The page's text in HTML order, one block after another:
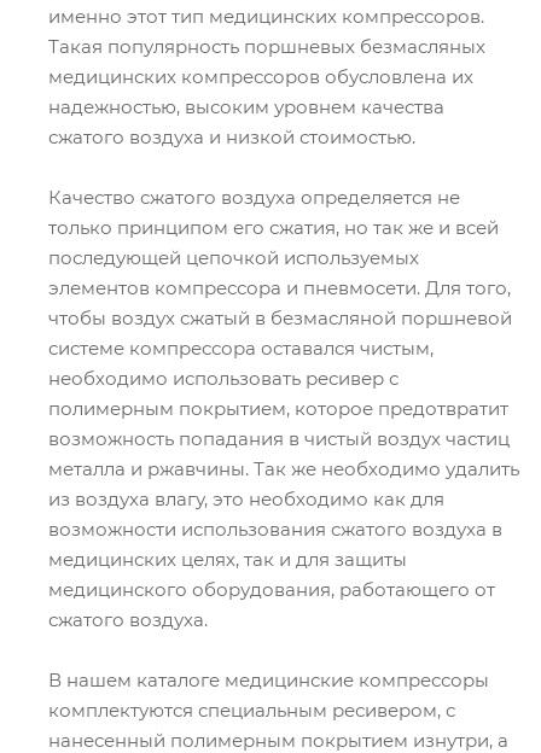
именно этот тип медицинских компрессоров.
Такая популярность поршневых безмасляных
медицинских компрессоров обусловлена их
надежностью, высоким уровнем качества
сжатого воздуха и низкой стоимостью.
Качество сжатого воздуха определяется не
только принципом его сжатия, но так же и всей
последующей цепочкой используемых
элементов компрессора и пневмосети. Для того,
чтобы воздух сжатый в безмасляной поршневой
системе компрессора оставался чистым,
необходимо использовать ресивер с
полимерным покрытием, которое предотвратит
возможность попадания в чистый воздух частиц
металла и ржавчины. Так же необходимо удалить
из воздуха влагу, это необходимо как для
возможности использования сжатого воздуха в
медицинских целях, так и для защиты
медицинского оборудования, работающего от
сжатого воздуха.
В нашем каталоге медицинские компрессоры
комплектуются специальным ресивером, с
нанесенный полимерным покрытием изнутри, а